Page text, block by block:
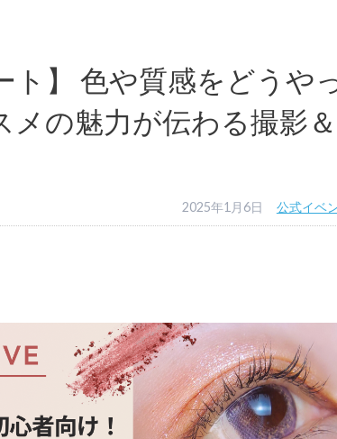
ト】 色や質感をどうや
メの魅力が伝わる撮影＆
2025年1月6日 公式イベ